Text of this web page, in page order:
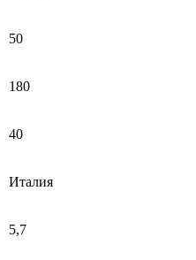
50
180
40
Италия
5,7